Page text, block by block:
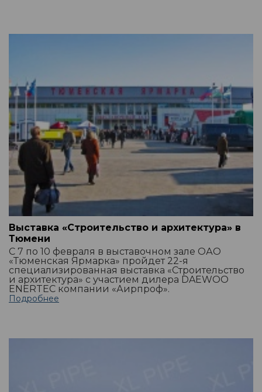
Выставка «Строительство и архитектура» в
Тюмени
С 7 по 10 февраля в выставочном зале ОАО
«Тюменская Ярмарка» пройдет 22-я
специализированная выставка «Строительство
и архитектура» с участием дилера DAEWOO
ENERTEC компании «Аирпроф».
Подробнее